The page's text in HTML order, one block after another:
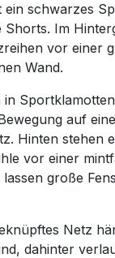
ein schwarzes
Shorts. Im
vor einer
Wand.
in
auf
Hinten stehen
vor einer
große
Netz
dahinter